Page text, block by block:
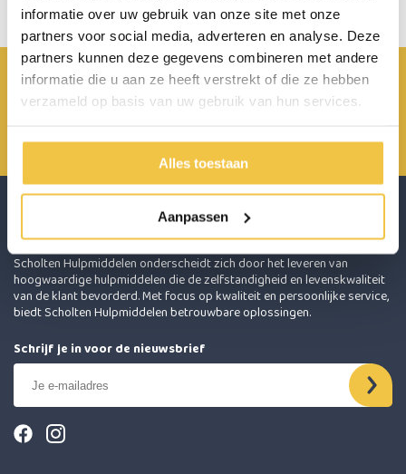
informatie over uw gebruik van onze site met onze
partners voor social media, adverteren en analyse. Deze
partners kunnen deze gegevens combineren met andere
informatie die u aan ze heeft verstrekt of die ze hebben
verzameld op basis van uw gebruik van hun services.
Alles toestaan
Aanpassen
info@scholten-hulpmiddelen.nl
0485 800 814
Achterbroek 15 6596 MP Milsbeek
Scholten Hulpmiddelen onderscheidt zich door het leveren van
hoogwaardige hulpmiddelen die de zelfstandigheid en levenskwaliteit
van de klant bevorderd. Met focus op kwaliteit en persoonlijke service,
biedt Scholten Hulpmiddelen betrouwbare oplossingen.
Schrijf je in voor de nieuwsbrief